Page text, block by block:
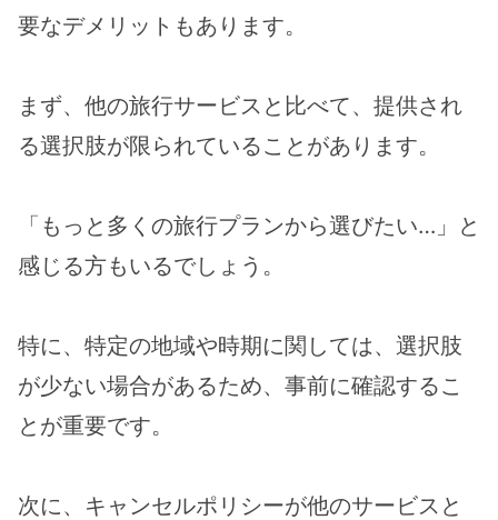
要なデメリットもあります。
まず、他の旅行サービスと比べて、提供され
る選択肢が限られていることがあります。
「もっと多くの旅行プランから選びたい…」と
感じる方もいるでしょう。
特に、特定の地域や時期に関しては、選択肢
が少ない場合があるため、事前に確認するこ
とが重要です。
次に、キャンセルポリシーが他のサービスと